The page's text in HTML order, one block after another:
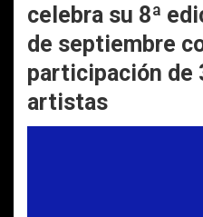
celebra su 8ª
de septiembre
participación de
artistas